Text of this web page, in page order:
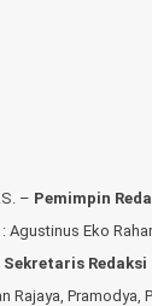
– Pemimpin
: Agustinus Eko
Sekretaris Redaksi
Rajaya, Pramodya,